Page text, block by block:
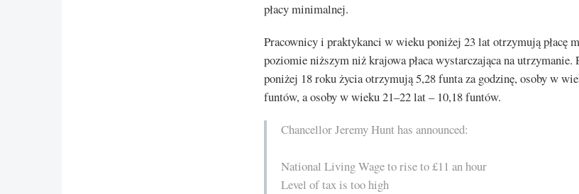
płacy minimalnej.
Pracownicy i praktykanci w wieku poniżej 23 lat otrzymują płacę
poziomie niższym niż krajowa płaca wystarczająca na utrzymanie.
poniżej 18 roku życia otrzymują 5,28 funta za godzinę, osoby w
funtów, a osoby w wieku 21–22 lat – 10,18 funtów.
Chancellor Jeremy Hunt has announced:
National Living Wage to rise to £11 an hour
Level of tax is too high